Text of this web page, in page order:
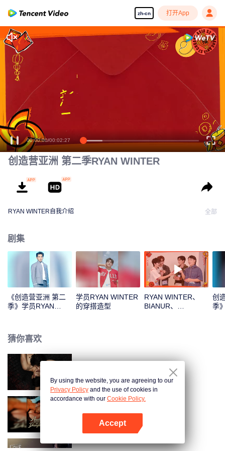
zh-cn 打开App
00:00:00/00:02:27
创造营亚洲 第二季RYAN WINTER
RYAN WINTER自我介绍 全部
剧集
《创造营亚洲 第二
季》学员RYAN
学员RYAN WINTER
的穿搭造型
RYAN WINTER、
BIANUR、
创
季
猜你喜欢
绑定失踪娇妻
By using the website, you are agreeing to our
Privacy Policy and the use of cookies in
accordance with our Cookie Policy.
Accept